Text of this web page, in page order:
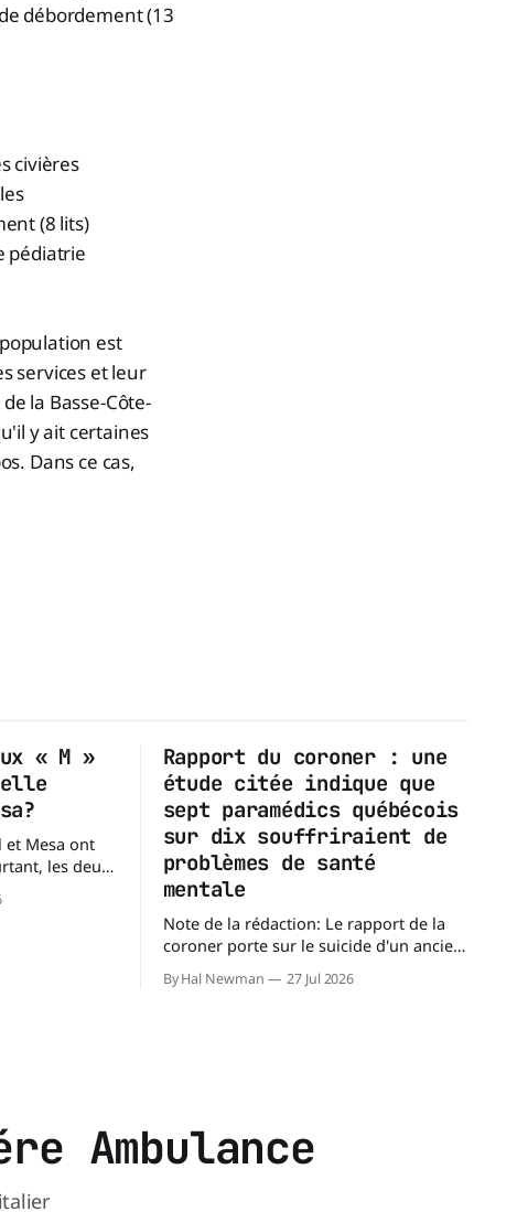
débordement (13
civières
(8 lits)
pédiatrie
est
services et leur
la Basse-Côte-
y ait certaines
Dans ce cas,
« M »
et Mesa ont
les deux
couvre
Rapport du coroner : une
étude citée indique que
sept paramédics québécois
sur dix souffriraient de
problèmes de santé
mentale
Note de la rédaction: Le rapport de la
coroner porte sur le suicide d'un ancien
circonstances ayant mené à cette
By Hal Newman 27 Jul 2026
Ambulance